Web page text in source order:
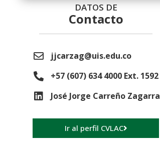
DATOS DE
Contacto
jjcarzag@uis.edu.co
+57 (607) 634 4000 Ext. 1592
José Jorge Carreño Zagarra
Ir al perfil CVLAC